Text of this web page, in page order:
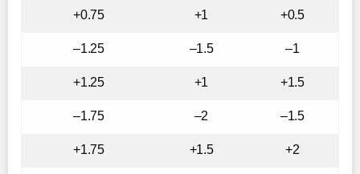
+0.75 +1 +0.5
–1.25 –1.5 –1
+1.25 +1 +1.5
–1.75 –2 –1.5
+1.75 +1.5 +2